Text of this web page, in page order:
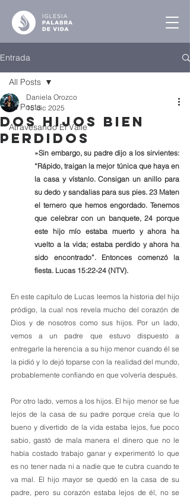
Entrada
All Posts
Atravesando El Valle
All Posts
Dos Hijos Bien
Perdidos
Daniela Orozco
15 dic 2025
»Sin embargo, su padre dijo a los sirvientes:
“Rápido, traigan la mejor túnica que haya en
la casa y vístanlo. Consigan un anillo para
su dedo y sandalias para sus pies. 23 Maten
el ternero que hemos engordado. Tenemos
que celebrar con un banquete, 24 porque
este hijo mío estaba muerto y ahora ha
vuelto a la vida; estaba perdido y ahora ha
sido encontrado”. Entonces comenzó la
fiesta. Lucas 15:22-24 (NTV).
En este capítulo de Lucas leemos la historia del hijo
pródigo, la cual nos revela mucho del corazón de
Dios y de nosotros como sus hijos. Por un lado,
vemos a un padre que estuvo dispuesto a
entregarle la herencia a su hijo menor cuando él se
la pidió y lo dejó toparse con la realidad del mundo,
probablemente confiando en que volvería después.
Por otro lado, vemos a los hijos. El hijo menor se fue
lejos de la casa de su padre porque creía que lo
bueno y divertido de la vida estaba lejos, fue poco
sabio, gastó de mala manera el dinero que no le
había costado trabajo ganar y experimentó lo que
es no tener nada ni a nadie que te cubra cuando te
va mal. El hijo mayor se quedó en la casa de su
padre, pero su corazón estaba lejos de él, no se